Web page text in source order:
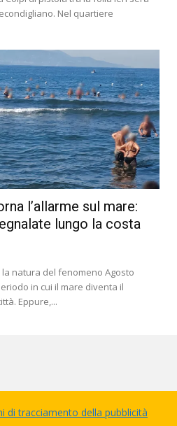
Nel quartiere
l’allarme sul mare:
lungo la costa
natura del fenomeno Agosto
in cui il mare diventa il
Eppure,...
di tracciamento della pubblicità